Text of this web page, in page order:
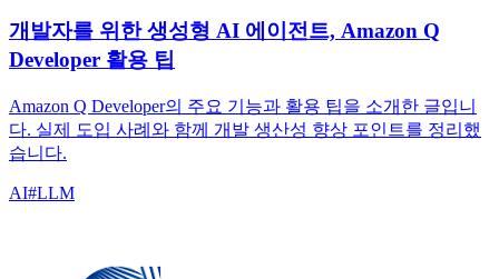
개발자를 위한 생성형 AI 에이전트, Amazon Q
Developer 활용 팁
Amazon Q Developer의 주요 기능과 활용 팁을 소개한 글입니
다. 실제 도입 사례와 함께 개발 생산성 향상 포인트를 정리했
습니다.
AI#LLM